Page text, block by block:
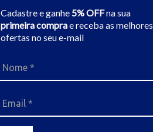
Cadastre e ganhe5% OFFna sua
primeira comprae receba as melhores
ofertas no seu e-mail
R$ 828,58